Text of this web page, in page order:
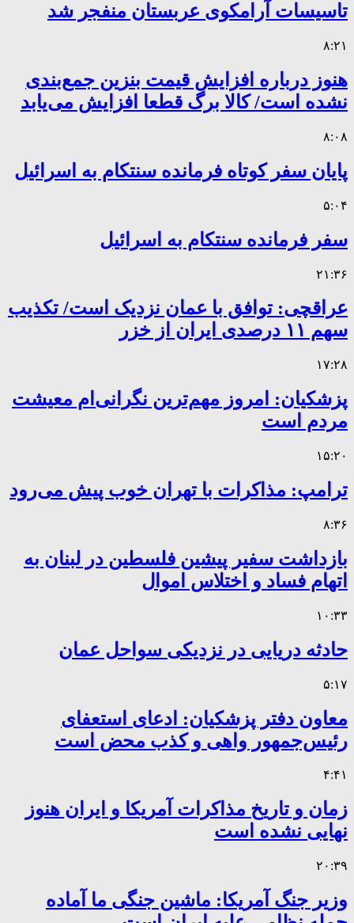
تاسیسات آرامکوی عربستان منفجر شد
۸:۲۱
هنوز درباره افزایش قیمت بنزین جمع‌بندی
نشده است/ کالا برگ قطعا افزایش می‌یابد
۸:۰۸
پایان سفر کوتاه فرمانده سنتکام به اسرائیل
۵:۰۴
سفر فرمانده سنتکام به اسرائیل
۲۱:۳۶
عراقچی: توافق با عمان نزدیک است/ تکذیب
سهم ۱۱ درصدی ایران از خزر
۱۷:۲۸
پزشکیان: امروز مهم‌ترین نگرانی‌ام معیشت
مردم است
۱۵:۲۰
ترامپ: مذاکرات با تهران خوب پیش می‌رود
۸:۳۶
بازداشت سفیر پیشین فلسطین در لبنان به
اتهام فساد و اختلاس اموال
۱۰:۳۳
حادثه دریایی در نزدیکی سواحل عمان
۵:۱۷
معاون دفتر پزشکیان: ادعای استعفای
رئیس‌جمهور واهی و کذب محض است
۴:۴۱
زمان و تاریخ مذاکرات آمریکا و ایران هنوز
نهایی نشده است
۲۰:۳۹
وزیر جنگ آمریکا: ماشین جنگی ما آماده